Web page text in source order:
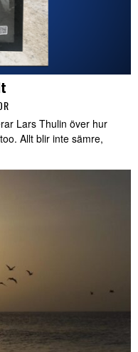
Lars Thulin över hur
Allt blir inte sämre,